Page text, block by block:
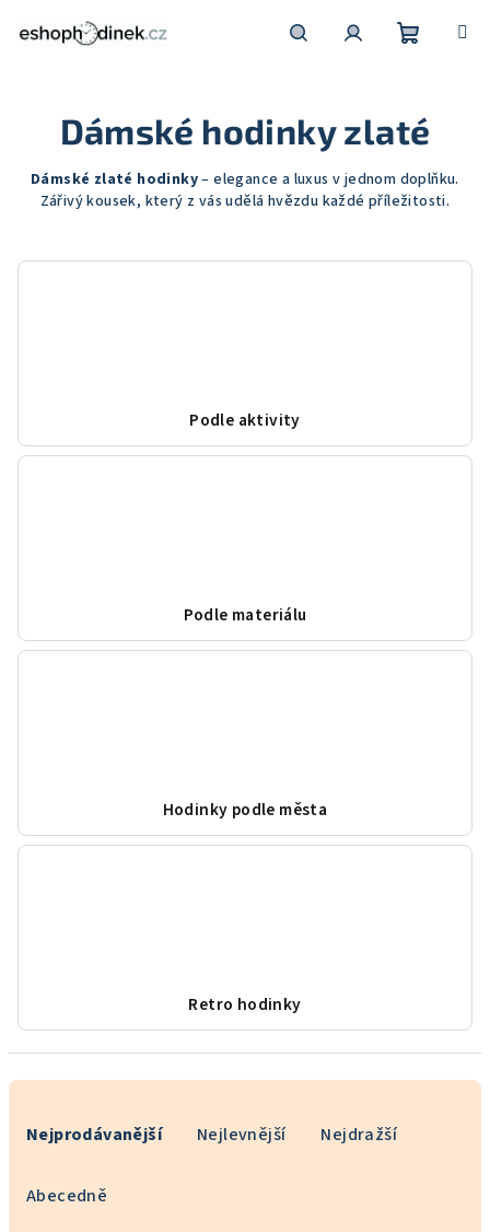
košík
Dámské hodinky zlaté
Dámské zlaté hodinky– elegance a luxus v jednom doplňku.
Zářivý kousek, který z vás udělá hvězdu každé příležitosti.
Podle aktivity
Podle materiálu
Hodinky podle města
Retro hodinky
Nejprodávanější Nejlevnější Nejdražší
Abecedně